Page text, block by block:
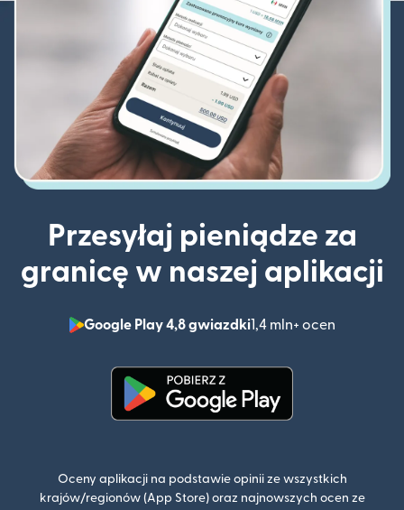
Przesyłaj pieniądze za
granicę w naszej aplikacji
Google Play 4,8 gwiazdki1,4 mln+ ocen
(otwiera
Oceny aplikacji na podstawie opinii ze wszystkich
krajów/regionów (App Store) oraz najnowszych ocen ze